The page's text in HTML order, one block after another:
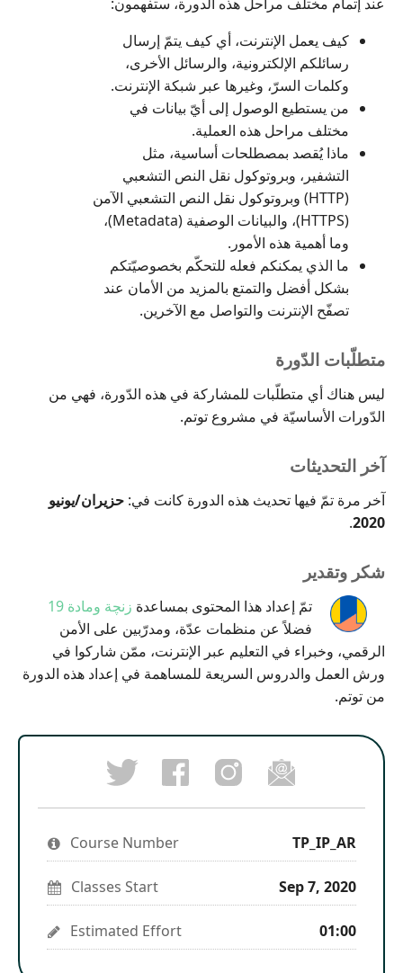
كيف يعمل الإنترنت، أي كيف يتمّ إرسال
رسائلكم الإلكترونية، والرسائل الأخرى،
وكلمات السرّ، وغيرها عبر شبكة الإنترنت.
من يستطيع الوصول إلى أيّ بيانات في
مختلف مراحل هذه العملية.
ماذا يُقصد بمصطلحات أساسية، مثل
التشفير، وبروتوكول نقل النص التشعبي
(HTTP) وبروتوكول نقل النص التشعبي الآمن
(HTTPS)، والبيانات الوصفية (Metadata)،
وما أهمية هذه الأمور.
ما الذي يمكنكم فعله للتحكّم بخصوصيّتكم
بشكل أفضل والتمتع بالمزيد من الأمان عند
تصفّح الإنترنت والتواصل مع الآخرين.
متطلّبات الدّورة
ليس هناك أي متطلّبات للمشاركة في هذه الدّورة، فهي من
الدّورات الأساسيّة في مشروع توتم.
آخر التحديثات
آخر مرة تمّ فيها تحديث هذه الدورة كانت في: حزيران/يونيو
2020
.
شكر وتقدير
تمّ إعداد هذا المحتوى بمساعدة زنچة ومادة 19
فضلاً عن منظمات عدّة، ومدرّبين على الأمن
الرقمي، وخبراء في التعليم عبر الإنترنت، ممّن شاركوا في
ورش العمل والدروس السريعة للمساهمة في إعداد هذه الدورة
من توتم.
Tweet
that
enrolled
in
this
course
Post
aFacebook
message
you've
enrolled
course
Follow
us
on
Instagram
updated
Email
someone
to
say
enrolled
in
this
course
Course Number TP_IP_AR
Classes Start Sep 7, 2020
Estimated Effort 01:00